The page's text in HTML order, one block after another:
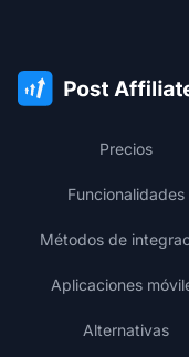
Precios
Funcionalidades
Métodos de
Aplicaciones
Alternativas